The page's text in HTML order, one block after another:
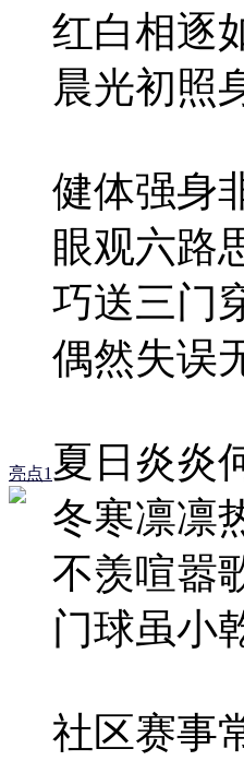
亮点1
红白相逐
晨光初照
健体强身
眼观六路
巧送三门
偶然失误
夏日炎炎
冬寒凛凛
不羡喧嚣
门球虽小
社区赛事